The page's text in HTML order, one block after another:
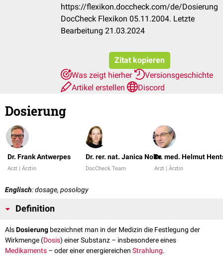
https://flexikon.doccheck.com/de/Dosierung
DocCheck Flexikon 05.11.2004. Letzte
Bearbeitung 21.03.2024
Zitat kopieren
Was zeigt hierher
Versionsgeschichte
Artikel erstellen
Discord
Dosierung
Dr. Frank Antwerpes
Arzt | Ärztin
Dr. rer. nat. Janica Nolte
DocCheck Team
Dr. med. Helmut
Arzt | Ärztin
Englisch: dosage, posology
Definition
AlsDosierung bezeichnet man in der Medizin die Festlegung der
Wirkmenge (Dosis) einer Substanz – insbesondere eines
Medikaments – oder einer energiereichen Strahlung.